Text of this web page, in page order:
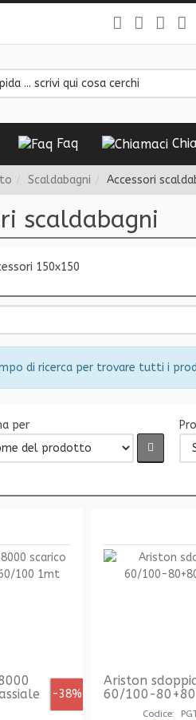
Faq
Scaldabagni Accessori
scaldabagni
di ricerca per trovare tutti i
per
-38%
Ariston
60/100-
Codice: